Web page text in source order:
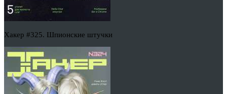
Хакер #325. Шпионские штучки